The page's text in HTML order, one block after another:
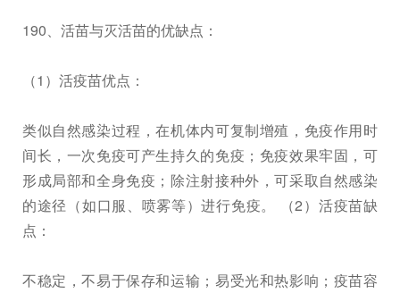
190、活苗与灭活苗的优缺点：
（1）活疫苗优点：
类似自然感染过程，在机体内可复制增殖，免疫作用时
间长，一次免疫可产生持久的免疫；免疫效果牢固，可
形成局部和全身免疫；除注射接种外，可采取自然感染
的途径（如口服、喷雾等）进行免疫。 （2）活疫苗缺
点：
不稳定，不易于保存和运输；易受光和热影响；疫苗容